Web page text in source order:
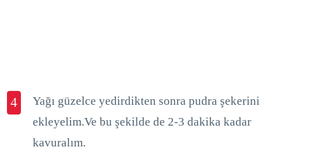
4
Yağı güzelce yedirdikten sonra pudra şekerini
ekleyelim.Ve bu şekilde de 2-3 dakika kadar
kavuralım.